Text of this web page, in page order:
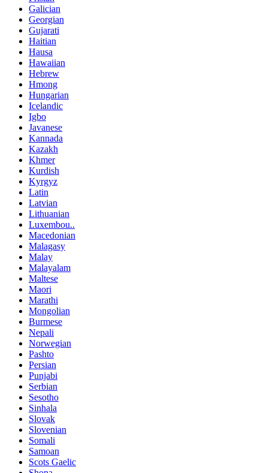
Galician
Georgian
Gujarati
Haitian
Hausa
Hawaiian
Hebrew
Hmong
Hungarian
Icelandic
Igbo
Javanese
Kannada
Kazakh
Khmer
Kurdish
Kyrgyz
Latin
Latvian
Lithuanian
Luxembou..
Macedonian
Malagasy
Malay
Malayalam
Maltese
Maori
Marathi
Mongolian
Burmese
Nepali
Norwegian
Pashto
Persian
Punjabi
Serbian
Sesotho
Sinhala
Slovak
Slovenian
Somali
Samoan
Scots Gaelic